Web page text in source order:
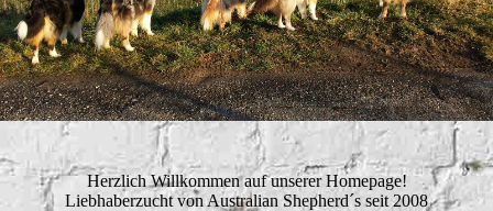
Herzlich Willkommen auf unserer Homepage!
Liebhaberzucht von Australian Shepherd´s seit 2008